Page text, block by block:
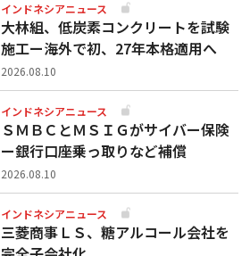
インドネシアニュース
大林組、低炭素コンクリートを試験
施工ー海外で初、27年本格適用へ
2026.08.10
インドネシアニュース
ＳＭＢＣとＭＳＩＧがサイバー保険
ー銀行口座乗っ取りなど補償
2026.08.10
インドネシアニュース
三菱商事ＬＳ、糖アルコール会社を